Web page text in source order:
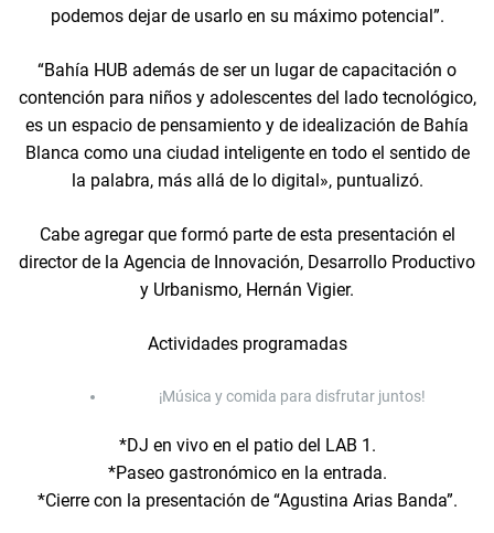
podemos dejar de usarlo en su máximo potencial”.
“Bahía HUB además de ser un lugar de capacitación o
contención para niños y adolescentes del lado tecnológico,
es un espacio de pensamiento y de idealización de Bahía
Blanca como una ciudad inteligente en todo el sentido de
la palabra, más allá de lo digital», puntualizó.
Cabe agregar que formó parte de esta presentación el
director de la Agencia de Innovación, Desarrollo Productivo
y Urbanismo, Hernán Vigier.
Actividades programadas
¡Música y comida para disfrutar juntos!
*DJ en vivo en el patio del LAB 1.
*Paseo gastronómico en la entrada.
*Cierre con la presentación de “Agustina Arias Banda”.